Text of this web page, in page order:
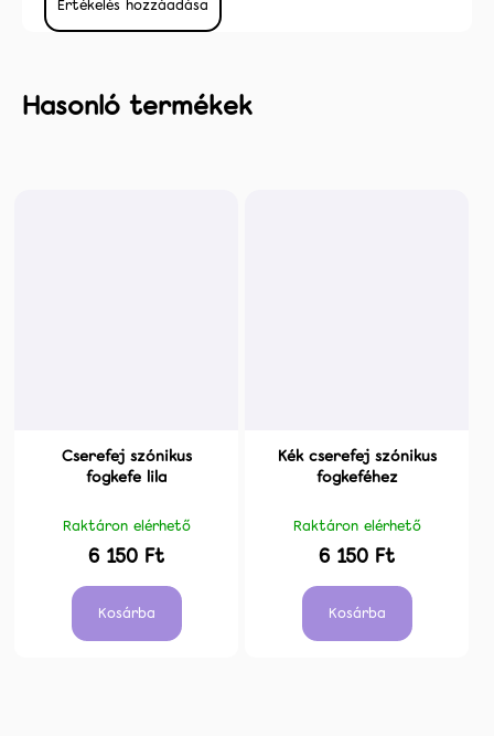
Cserefej szónikus
fogkefe lila
Raktáron elérhető
6 150 Ft
Kosárba
Kék cserefej szónikus
fogkeféhez
Raktáron elérhető
6 150 Ft
Kosárba
Értékelés hozzáadása